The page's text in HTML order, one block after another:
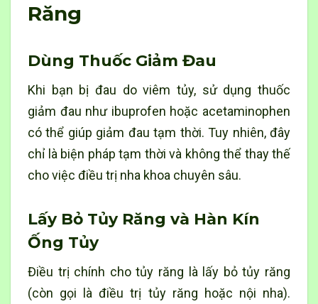
Răng
Dùng Thuốc Giảm Đau
Khi bạn bị đau do viêm tủy, sử dụng thuốc
giảm đau như ibuprofen hoặc acetaminophen
có thể giúp giảm đau tạm thời. Tuy nhiên, đây
chỉ là biện pháp tạm thời và không thể thay thế
cho việc điều trị nha khoa chuyên sâu.
Lấy Bỏ Tủy Răng và Hàn Kín
Ống Tủy
Điều trị chính cho tủy răng là lấy bỏ tủy răng
(còn gọi là điều trị tủy răng hoặc nội nha).